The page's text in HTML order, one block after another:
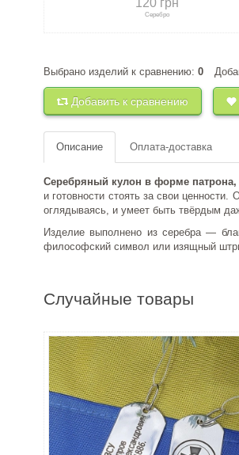
Серебро
+к сравнению +в закладки
Выбрано изделий к сравнению: 0
Добавить к сравнению
Описание Оплата-доставка
Серебряный кулон в форме патрона,
и готовности стоять за свои
оглядываясь, и умеет быть твёрдым
Изделие выполнено из серебра —
философский символ или изящный
Случайные товары